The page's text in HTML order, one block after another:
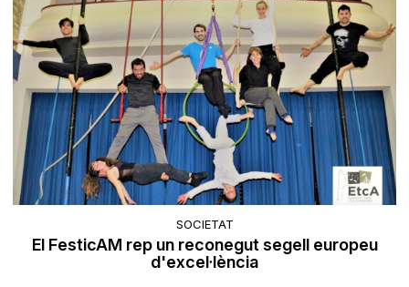
SOCIETAT
El FesticAM rep un reconegut segell europeu
d'excel·lència